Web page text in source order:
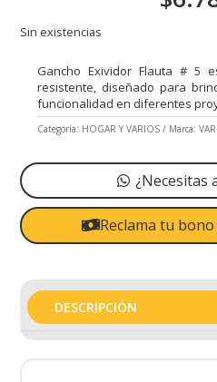
Sin existencias
Gancho Exividor Flauta # 5
resistente, diseñado para
funcionalidad en diferentes
Categoría: HOGAR Y VARIOS Marca:
¿Necesitas
Reclama tu
DESCRIPCIÓN